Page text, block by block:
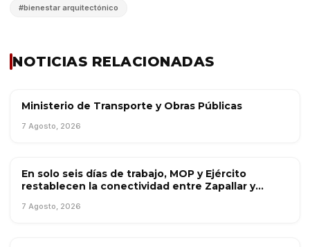
#bienestar arquitectónico
NOTICIAS RELACIONADAS
OBRA PÚBLICA
Ministerio de Transporte y Obras Públicas
7 Agosto, 2026
OBRA PÚBLICA
En solo seis días de trabajo, MOP y Ejército
restablecen la conectividad entre Zapallar y
7 Agosto, 2026